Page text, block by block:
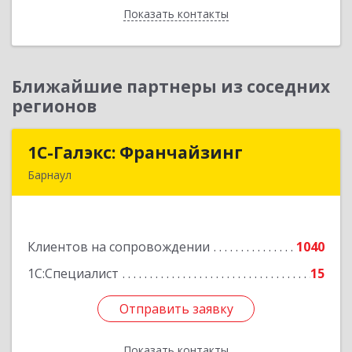
Показать контакты
Назад
Ближайшие партнеры из соседних
регионов
1С-Галэкс: Франчайзинг
Барнаул
Клиентов на сопровождении
1040
1С:Специалист
15
Отправить заявку
1С-Галэкс: Франчайзинг
Подробнее
Отправить заявку